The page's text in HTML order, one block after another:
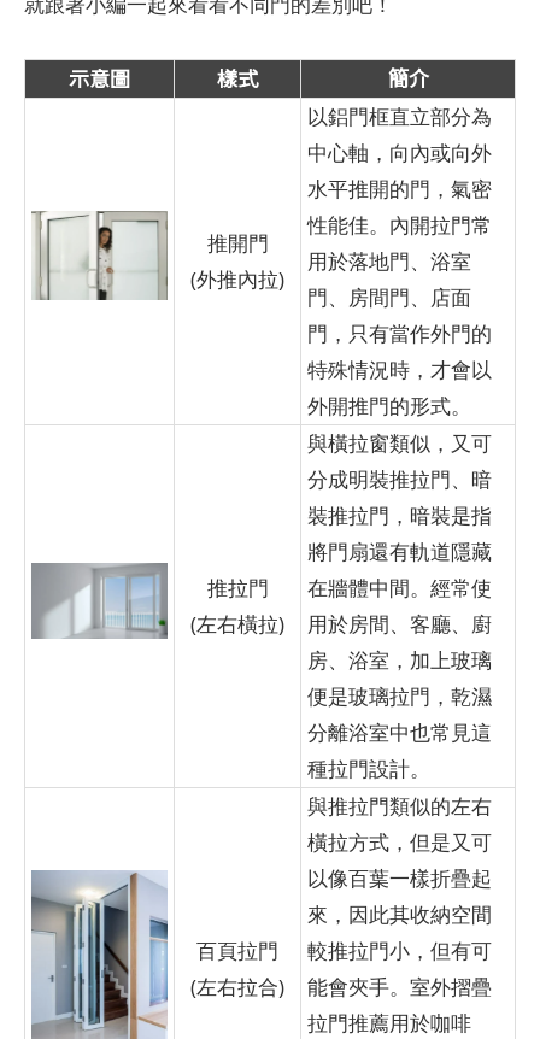
示意圖 樣式 簡介
推開門
(外推內拉)
以鋁門框直立部分為
中心軸，向內或向外
水平推開的門，氣密
性能佳。內開拉門常
用於落地門、浴室
門、房間門、店面
門，只有當作外門的
特殊情況時，才會以
外開推門的形式。
推拉門
(左右橫拉)
與橫拉窗類似，又可
分成明裝推拉門、暗
裝推拉門，暗裝是指
將門扇還有軌道隱藏
在牆體中間。經常使
用於房間、客廳、廚
房、浴室，加上玻璃
便是玻璃拉門，乾濕
分離浴室中也常見這
種拉門設計。
百頁拉門
(左右拉合)
與推拉門類似的左右
橫拉方式，但是又可
以像百葉一樣折疊起
來，因此其收納空間
較推拉門小，但有可
能會夾手。室外摺疊
拉門推薦用於咖啡